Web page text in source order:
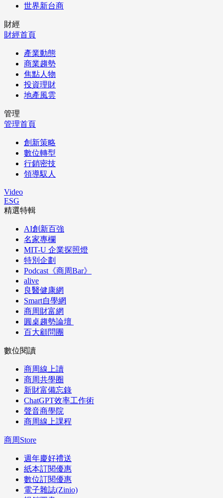
世界新台商
財經
財經首頁
產業動態
商業趨勢
焦點人物
投資理財
地產風雲
管理
管理首頁
創新策略
數位轉型
行銷密技
領導馭人
Video
ESG
精選特輯
AI創新百強
名家專欄
MIT-U 企業探照燈
特別企劃
Podcast《商周Bar》
alive
良醫健康網
Smart自學網
商周財富網
圓桌趨勢論壇
百大顧問團
數位閱讀
商周線上讀
商周共學圈
新財富備忘錄
ChatGPT效率工作術
聲音商學院
商周線上課程
商周Store
週年慶好禮送
紙本訂閱優惠
數位訂閱優惠
電子雜誌(Zinio)